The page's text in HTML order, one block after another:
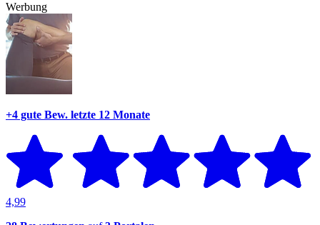
Werbung
+4 gute Bew. letzte 12 Monate
4,99